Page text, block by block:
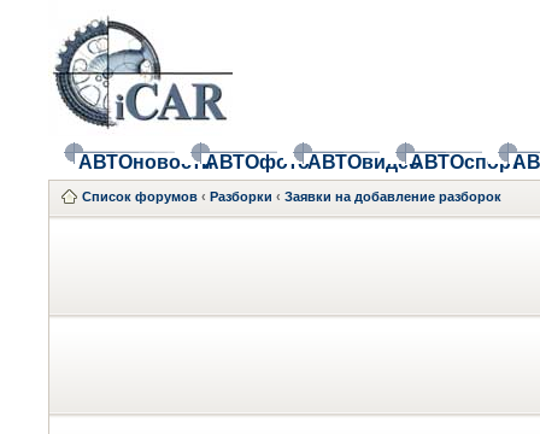
АВТОновостиАВТОфотоАВТОвидеоАВТОспорт
Список форумов ‹ Разборки ‹ Заявки на добавление разборок